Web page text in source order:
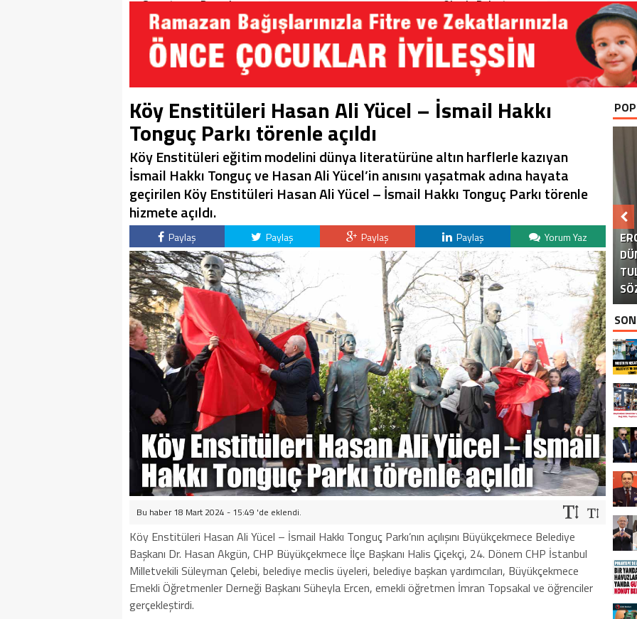
Soruşturma Dosyalarına
Yansıdı!
Okurla Buluştu
Köy Enstitüleri Hasan Ali Yücel – İsmail Hakkı
Tonguç Parkı törenle açıldı
Köy Enstitüleri eğitim modelini dünya literatürüne altın harflerle kazıyan
İsmail Hakkı Tonguç ve Hasan Ali Yücel’in anısını yaşatmak adına hayata
geçirilen Köy Enstitüleri Hasan Ali Yücel – İsmail Hakkı Tonguç Parkı törenle
hizmete açıldı.
Paylaş Paylaş Paylaş Paylaş Yorum Yaz
Bu haber 18 Mart 2024 - 15:49 'de eklendi.
Köy Enstitüleri Hasan Ali Yücel – İsmail Hakkı Tonguç Parkı’nın açılışını Büyükçekmece Belediye
Başkanı Dr. Hasan Akgün, CHP Büyükçekmece İlçe Başkanı Halis Çiçekçi, 24. Dönem CHP İstanbul
Milletvekili Süleyman Çelebi, belediye meclis üyeleri, belediye başkan yardımcıları, Büyükçekmece
Emekli Öğretmenler Derneği Başkanı Süheyla Ercen, emekli öğretmen İmran Topsakal ve öğrenciler
gerçekleştirdi.